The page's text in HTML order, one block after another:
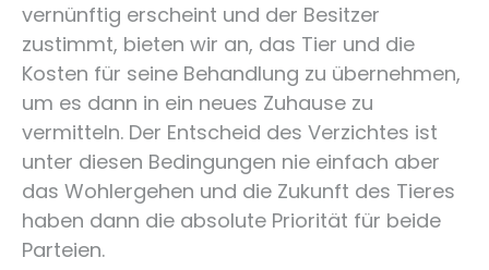
vernünftig erscheint und der Besitzer
zustimmt, bieten wir an, das Tier und die
Kosten für seine Behandlung zu übernehmen,
um es dann in ein neues Zuhause zu
vermitteln. Der Entscheid des Verzichtes ist
unter diesen Bedingungen nie einfach aber
das Wohlergehen und die Zukunft des Tieres
haben dann die absolute Priorität für beide
Parteien.